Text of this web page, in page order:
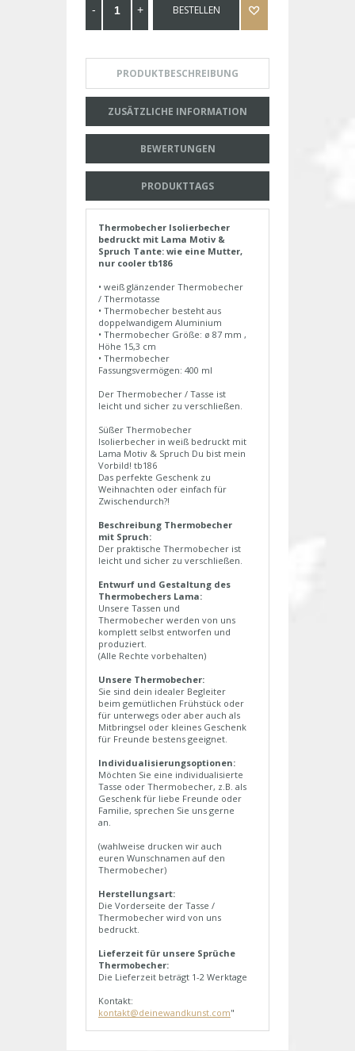
BESTELLEN
PRODUKTBESCHREIBUNG
ZUSÄTZLICHE INFORMATION
BEWERTUNGEN
PRODUKTTAGS
Thermobecher Isolierbecher
bedruckt mit Lama Motiv &
Spruch Tante: wie eine Mutter,
nur cooler tb186
• weiß glänzender Thermobecher
/ Thermotasse
• Thermobecher besteht aus
doppelwandigem Aluminium
• Thermobecher Größe: ø 87 mm ,
Höhe 15,3 cm
• Thermobecher
Fassungsvermögen: 400 ml
Der Thermobecher / Tasse ist
leicht und sicher zu verschließen.
Süßer Thermobecher
Isolierbecher in weiß bedruckt mit
Lama Motiv & Spruch Du bist mein
Vorbild! tb186
Das perfekte Geschenk zu
Weihnachten oder einfach für
Zwischendurch?!
Beschreibung Thermobecher
mit Spruch:
Der praktische Thermobecher ist
leicht und sicher zu verschließen.
Entwurf und Gestaltung des
Thermobechers Lama:
Unsere Tassen und
Thermobecher werden von uns
komplett selbst entworfen und
produziert.
(Alle Rechte vorbehalten)
Unsere Thermobecher:
Sie sind dein idealer Begleiter
beim gemütlichen Frühstück oder
für unterwegs oder aber auch als
Mitbringsel oder kleines Geschenk
für Freunde bestens geeignet.
Individualisierungsoptionen:
Möchten Sie eine individualisierte
Tasse oder Thermobecher, z.B. als
Geschenk für liebe Freunde oder
Familie, sprechen Sie uns gerne
an.
(wahlweise drucken wir auch
euren Wunschnamen auf den
Thermobecher)
Herstellungsart:
Die Vorderseite der Tasse /
Thermobecher wird von uns
bedruckt.
Lieferzeit für unsere Sprüche
Thermobecher:
Die Lieferzeit beträgt 1-2 Werktage
Kontakt:
kontakt@deinewandkunst.com"